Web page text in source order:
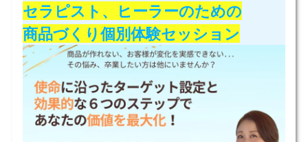
セラピスト、ヒーラーのための
商品づくり個別体験セッション